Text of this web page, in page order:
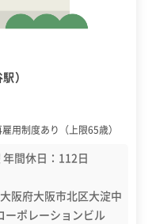
）
用制度あり（上限65歳）
間休日：112日
阪府大阪市北区大淀中
ーポレーションビル